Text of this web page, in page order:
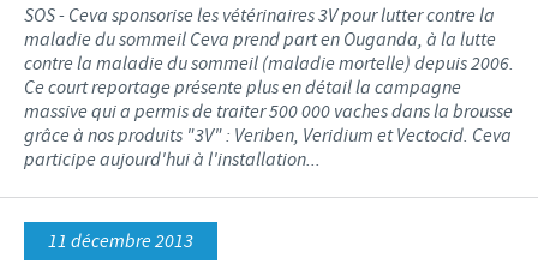
SOS - Ceva sponsorise les vétérinaires 3V pour lutter contre la
maladie du sommeil Ceva prend part en Ouganda, à la lutte
contre la maladie du sommeil (maladie mortelle) depuis 2006.
Ce court reportage présente plus en détail la campagne
massive qui a permis de traiter 500 000 vaches dans la brousse
grâce à nos produits "3V" : Veriben, Veridium et Vectocid. Ceva
participe aujourd'hui à l'installation...
11 décembre 2013